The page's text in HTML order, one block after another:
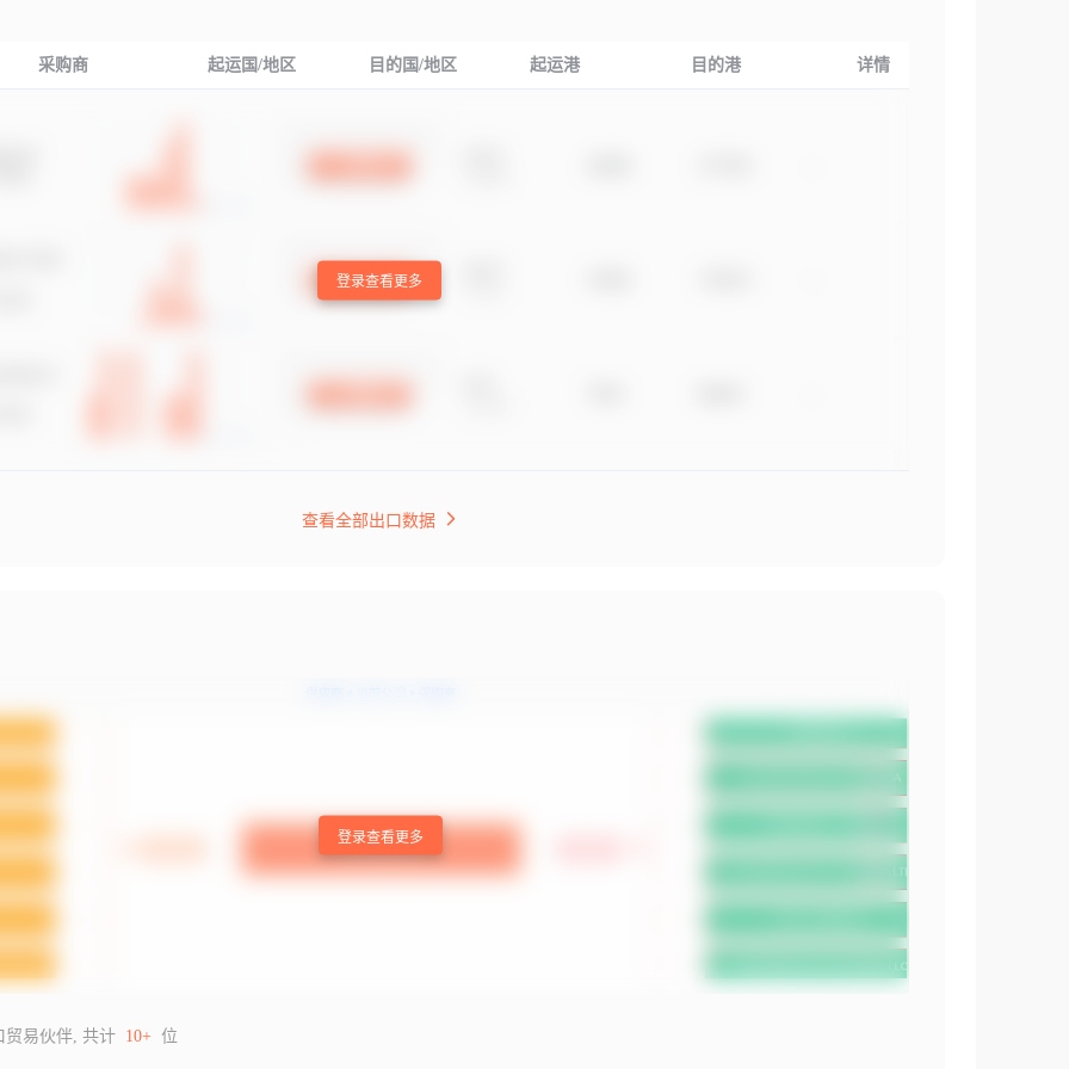
采购商 起运国/地区 目的国/地区 起运港 目的港 详情
登录查看更多
查看全部出口数据
登录查看更多
贸易伙伴, 共计 10+ 位